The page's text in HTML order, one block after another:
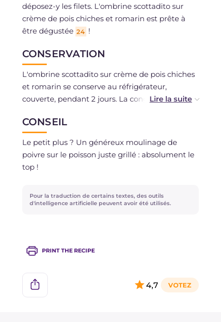
déposez-y les filets. L'ombrine scottadito sur
crème de pois chiches et romarin est prête à
être dégustée 24 !
CONSERVATION
L'ombrine scottadito sur crème de pois chiches
et romarin se conserve au réfrigérateur,
couverte, pendant 2 jours. La congélation n'est
CONSEIL
Le petit plus ? Un généreux moulinage de
poivre sur le poisson juste grillé : absolument le
top !
Pour la traduction de certains textes, des outils
d'intelligence artificielle peuvent avoir été utilisés.
PRINT THE RECIPE
4,7